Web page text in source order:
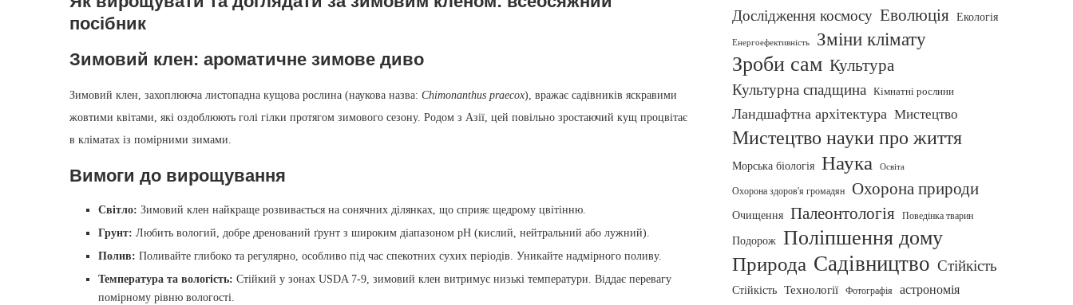
посібник
Зимовий клен: ароматичне зимове диво
Зимовий клен, захоплююча листопадна кущова рослина (наукова назва: Chimonanthus praecox), вражає садівників яскравими
жовтими квітами, які оздоблюють голі гілки протягом зимового сезону. Родом з Азії, цей повільно зростаючий кущ процвітає
в кліматах із помірними зимами.
Вимоги до вирощування
Світло: Зимовий клен найкраще розвивається на сонячних ділянках, що сприяє щедрому цвітінню.
Грунт: Любить вологий, добре дренований ґрунт з широким діапазоном pH (кислий, нейтральний або лужний).
Полив: Поливайте глибоко та регулярно, особливо під час спекотних сухих періодів. Уникайте надмірного поливу.
Температура та вологість: Стійкий у зонах USDA 7‑9, зимовий клен витримує низькі температури. Віддає перевагу
помірному рівню вологості.
Дослідження космосу Еволюція Екологія
Енергоефективність Зміни клімату
Зроби сам Культура
Культурна спадщина Кімнатні рослини
Ландшафтна архітектура Мистецтво
Мистецтво науки про життя
Морська біологія Наука Освіта
Охорона здоров'я громадян Охорона природи
Очищення Палеонтологія Поведінка тварин
Подорож Поліпшення дому
Природа Садівництво Стійкість
Стійкість Технології Фотографія астрономія